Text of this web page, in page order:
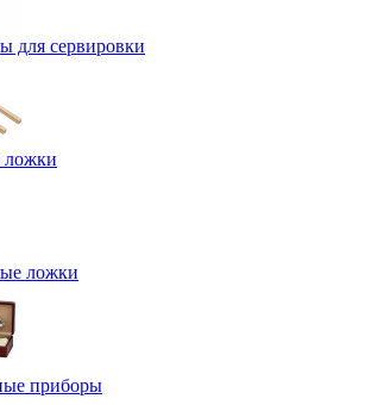
для сервировки
ложки
ложки
приборы